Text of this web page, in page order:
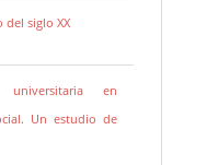
siglo XX
universitaria en
Un estudio de